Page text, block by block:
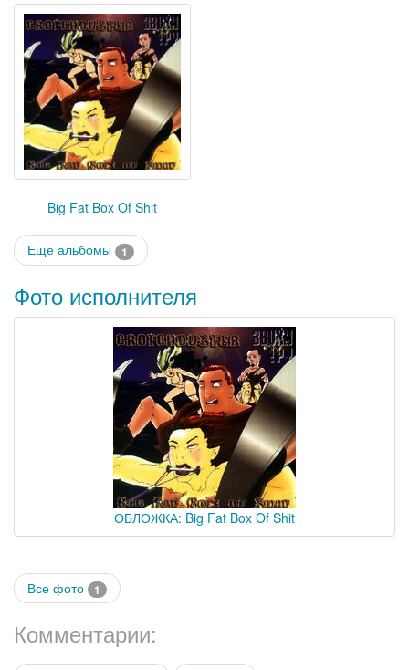
Big Fat Box Of Shit
Еще альбомы 1
Фото исполнителя
ОБЛОЖКА: Big Fat Box Of Shit
Все фото 1
Комментарии: